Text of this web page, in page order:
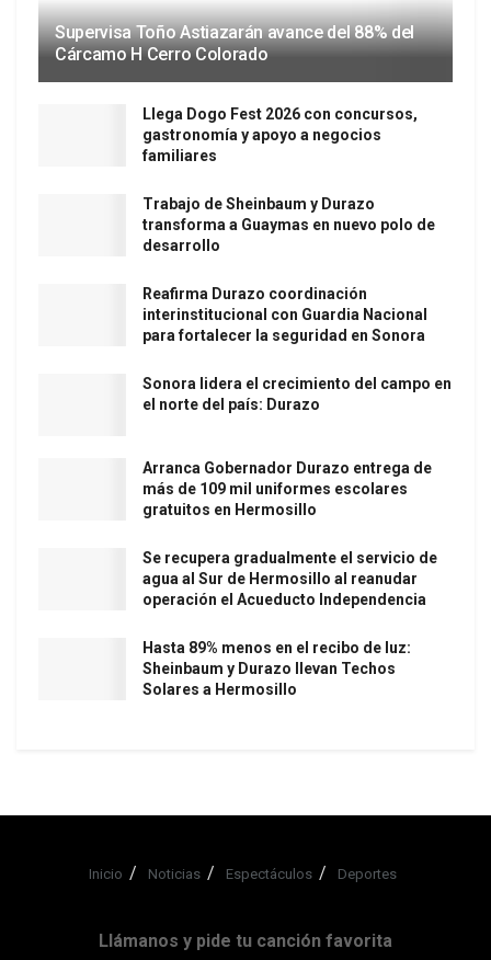
Supervisa Toño Astiazarán avance del 88% del
Cárcamo H Cerro Colorado
Llega Dogo Fest 2026 con concursos,
gastronomía y apoyo a negocios
familiares
Trabajo de Sheinbaum y Durazo
transforma a Guaymas en nuevo polo de
desarrollo
Reafirma Durazo coordinación
interinstitucional con Guardia Nacional
para fortalecer la seguridad en Sonora
Sonora lidera el crecimiento del campo en
el norte del país: Durazo
Arranca Gobernador Durazo entrega de
más de 109 mil uniformes escolares
gratuitos en Hermosillo
Se recupera gradualmente el servicio de
agua al Sur de Hermosillo al reanudar
operación el Acueducto Independencia
Hasta 89% menos en el recibo de luz:
Sheinbaum y Durazo llevan Techos
Solares a Hermosillo
Inicio Noticias Espectáculos Deportes
Llámanos y pide tu canción favorita